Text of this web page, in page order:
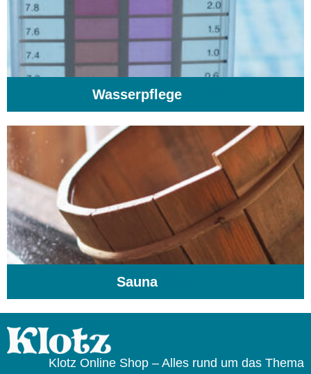
Wasserpflege
Sauna
Klotz Online Shop – Alles rund um das Thema